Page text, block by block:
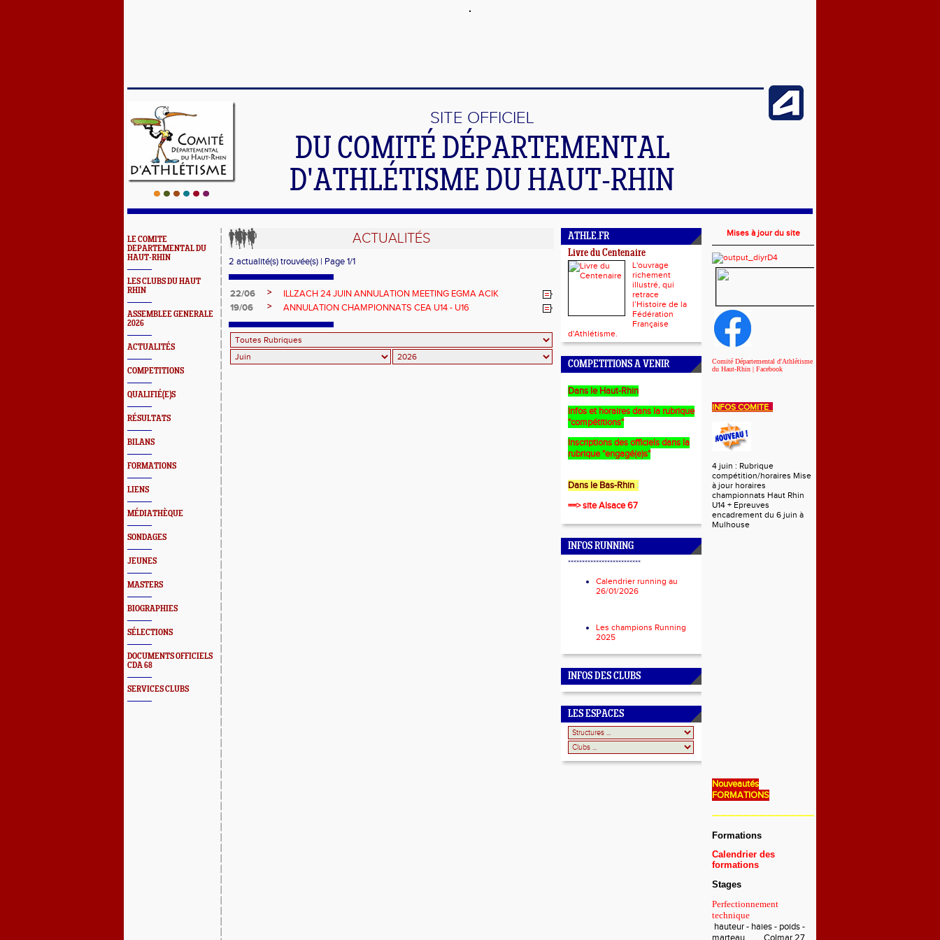
SITE OFFICIEL
DU COMITÉ DÉPARTEMENTAL
D'ATHLÉTISME DU HAUT-RHIN
LE COMITE
DEPARTEMENTAL DU
HAUT-RHIN
LES CLUBS DU HAUT
RHIN
ASSEMBLEE GENERALE
2026
ACTUALITÉS
COMPETITIONS
QUALIFIÉ(E)S
RÉSULTATS
BILANS
FORMATIONS
LIENS
MÉDIATHÈQUE
SONDAGES
JEUNES
MASTERS
BIOGRAPHIES
SÉLECTIONS
DOCUMENTS OFFICIELS
CDA 68
SERVICES CLUBS
ACTUALITÉS
2 actualité(s) trouvée(s) | Page 1/1
22/06 >
ILLZACH 24 JUIN ANNULATION MEETING EGMA ACIK
19/06
> ANNULATION CHAMPIONNATS CEA U14 - U16
ATHLE.FR
Livre du Centenaire
L'ouvrage
richement
illustré, qui
retrace
l’Histoire de la
Fédération
Française
d'Athlétisme.
COMPETITIONS A VENIR
Dans le Haut-Rhin
Infos et horaires dans la rubrique
"compétitions"
Inscriptions des officiels dans la
rubrique "engagé(e)s"
Dans le Bas-Rhin :
==> site Alsace 67
INFOS RUNNING
**************************
Calendrier running au
26/01/2026
Les champions Running
2025
INFOS DES CLUBS
LES ESPACES
Mises à jour du site
Comité Départemental d'Athlétisme
du Haut-Rhin | Facebook
INFOS COMITE
4 juin : Rubrique
compétition/horaires Mise
à jour horaires
championnats Haut Rhin
U14 + Epreuves
encadrement du 6 juin à
Mulhouse
Nouveautés
FORMATIONS
———————————————————————————
Formations
Calendrier des
formations
Stages
Perfectionnement
technique
hauteur - haies - poids -